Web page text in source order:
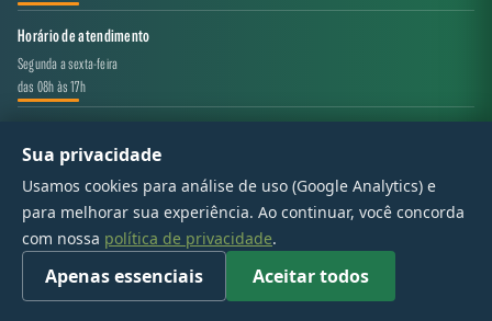
Horário de atendimento
Segunda a sexta-feira
das 08h às 17h
projeto.avaliacao@funcap.ce.gov.br
© 2017 - 2026 — Governo do Estado do Ceará | Todos os direitos reservados
Sua privacidade
Usamos cookies para análise de uso (Google Analytics) e
para melhorar sua experiência. Ao continuar, você concorda
com nossa política de privacidade.
Apenas essenciais Aceitar todos